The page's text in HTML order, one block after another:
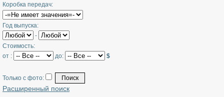
Коробка передач:
Год выпуска:
-
Стоимость:
от :
до: $
Только с фото:
Расширенный поиск